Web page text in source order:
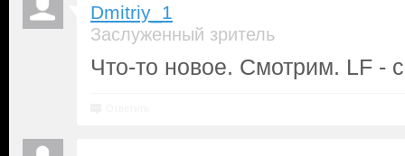
Dmitriy_1
Заслуженный зритель
Что-то новое. Смотрим. LF -